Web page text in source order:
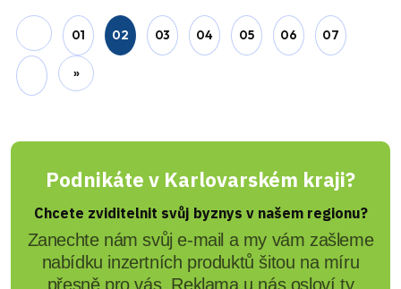
01 02 03 04 05 06 07
»
Podnikáte v Karlovarském kraji?
Chcete zviditelnit svůj byznys v našem regionu?
Zanechte nám svůj e-mail a my vám zašleme
nabídku inzertních produktů šitou na míru
přesně pro vás. Reklama u nás osloví ty